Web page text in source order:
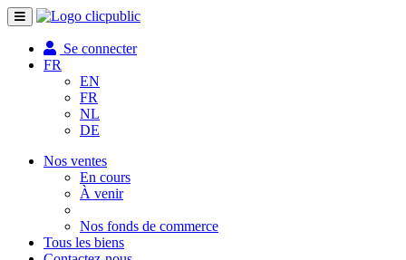
Toggle
navigation
Se connecter
FR
EN
FR
NL
DE
Nos ventes
En cours
À venir
Nos fonds de commerce
Tous les biens